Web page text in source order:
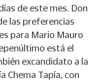
de este mes. Don
las preferencias
para Mario Mauro
está el
excandidato a la
Chema Tapía, con